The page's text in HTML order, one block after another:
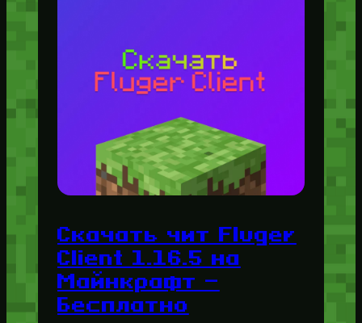
Скачать чит Fluger
Client 1.16.5 на
Майнкрафт —
Бесплатно